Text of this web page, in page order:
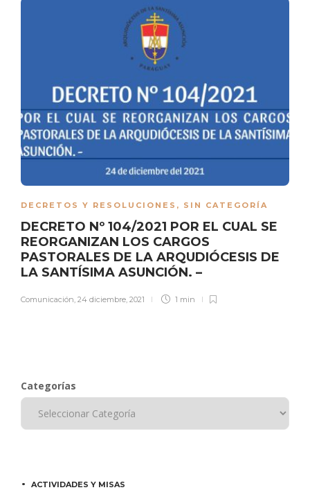
DECRETOS Y RESOLUCIONES , SIN CATEGORÍA
DECRETO Nº 104/2021 POR EL CUAL SE
REORGANIZAN LOS CARGOS
PASTORALES DE LA ARQUDIÓCESIS DE
LA SANTÍSIMA ASUNCIÓN. –
Comunicación, 24 diciembre, 2021 1 min
Categorías
ACTIVIDADES Y MISAS